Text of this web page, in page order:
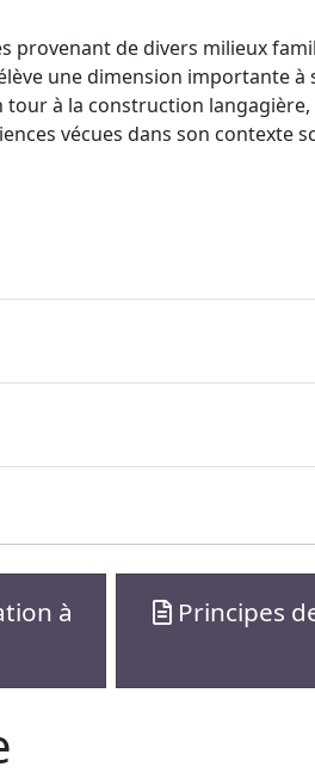
provenant de divers milieux
une dimension importante
à la construction
vécues dans son
à
Principes